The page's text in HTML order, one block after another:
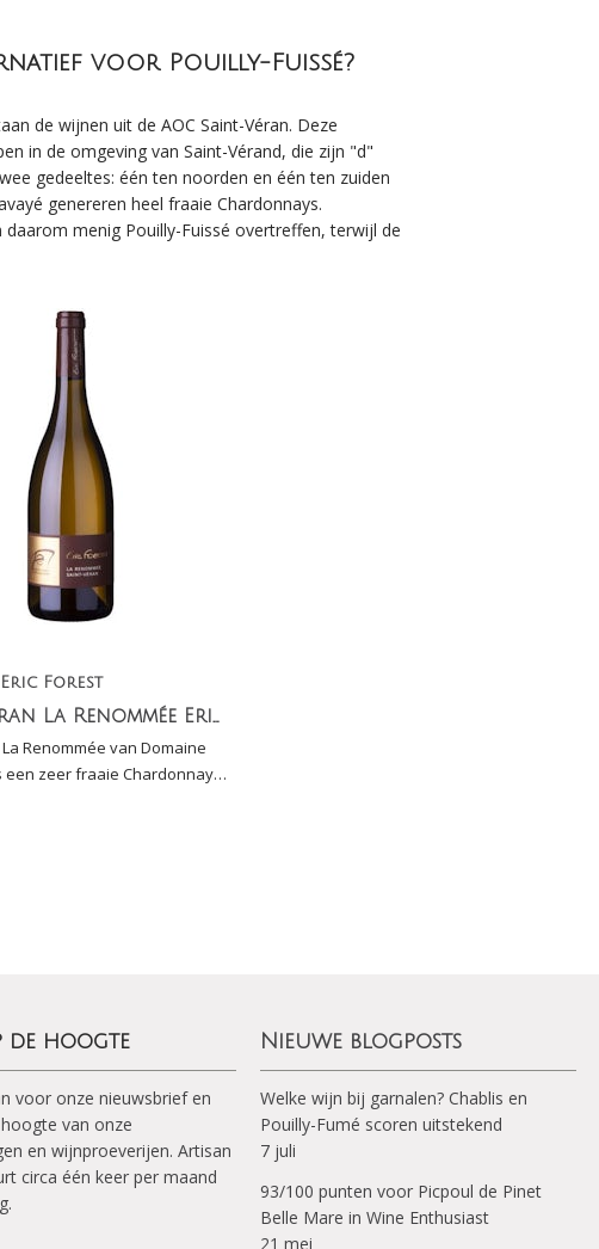
voor Pouilly-Fuissé?
de wijnen uit de AOC Saint-Véran. Deze
in de omgeving van Saint-Vérand, die zijn "d"
gedeeltes: één ten noorden en één ten zuiden
genereren heel fraaie Chardonnays.
menig Pouilly-Fuissé overtreffen, terwijl de
Forest
Saint-Véran La Renommée Eric Forest
Renommée van Domaine
een zeer fraaie Chardonnay
doet voor een goede Pouilly-
de hoogte
voor onze nieuwsbrief en
van onze
en wijnproeverijen. Artisan
circa één keer per maand
Nieuwe blogposts
Welke wijn bij garnalen? Chablis en
Pouilly-Fumé scoren uitstekend
7 juli
93/100 punten voor Picpoul de Pinet
Belle Mare in Wine Enthusiast
21 mei